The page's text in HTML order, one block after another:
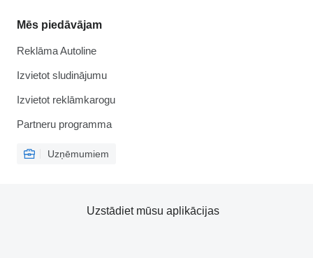
Mēs piedāvājam
Reklāma Autoline
Izvietot sludinājumu
Izvietot reklāmkarogu
Partneru programma
Uzņēmumiem
Uzstādiet mūsu aplikācijas